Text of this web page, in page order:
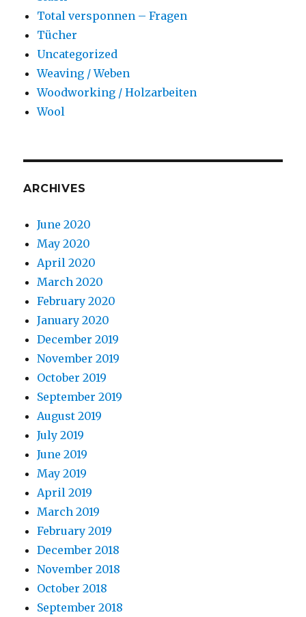
Total versponnen – Fragen
Tücher
Uncategorized
Weaving / Weben
Woodworking / Holzarbeiten
Wool
ARCHIVES
June 2020
May 2020
April 2020
March 2020
February 2020
January 2020
December 2019
November 2019
October 2019
September 2019
August 2019
July 2019
June 2019
May 2019
April 2019
March 2019
February 2019
December 2018
November 2018
October 2018
September 2018